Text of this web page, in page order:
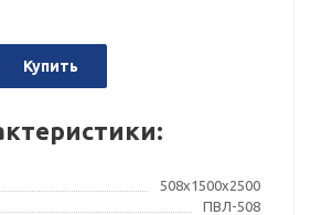
Купить
508х1500х2500
ПВЛ-508